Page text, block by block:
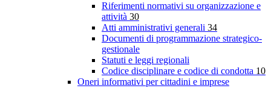
Riferimenti normativi su organizzazione e
attività 30
Atti amministrativi generali 34
Documenti di programmazione strategico-
gestionale
Statuti e leggi regionali
Codice disciplinare e codice di condotta 10
Oneri informativi per cittadini e imprese